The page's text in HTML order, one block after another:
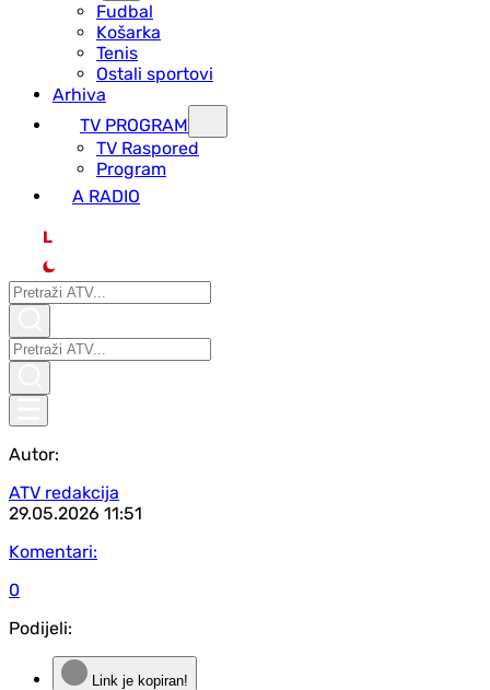
Fudbal
Košarka
Tenis
Ostali sportovi
Arhiva
TV PROGRAM
ТV Raspored
Program
A RADIO
L
Autor:
ATV redakcija
29.05.2026 11:51
Komentari:
0
Podijeli:
Link je kopiran!